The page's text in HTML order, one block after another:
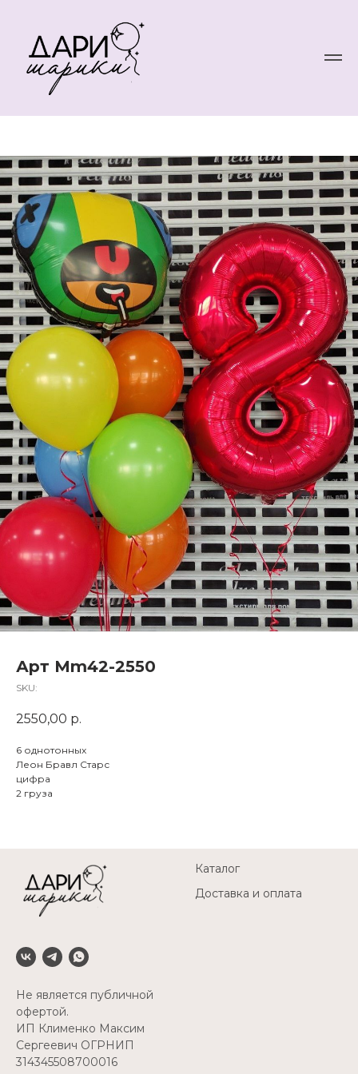
Арт Mm42-2550
SKU:
2550,00 р.
6 однотонных
Леон Бравл Старс
цифра
2 груза
Не является публичной
офертой.
ИП Клименко Максим
Сергеевич ОГРНИП
314345508700016
Каталог
Доставка и оплата